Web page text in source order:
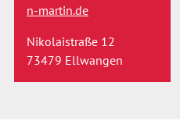
n-martin.de
Nikolaistraße 12
73479 Ellwangen